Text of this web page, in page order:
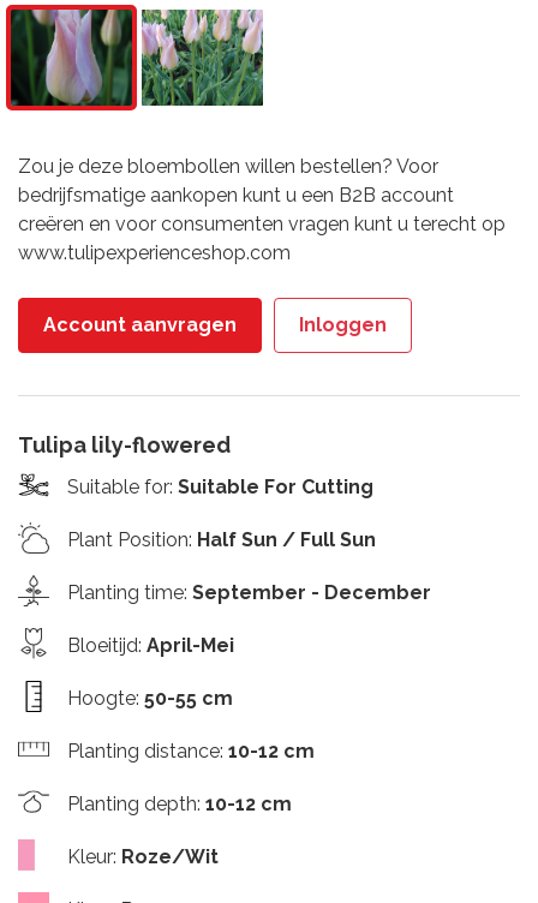
Zou je deze bloembollen willen bestellen? Voor
bedrijfsmatige aankopen kunt u een B2B account
creëren en voor consumenten vragen kunt u terecht op
www.tulipexperienceshop.com
Account aanvragen Inloggen
Tulipa lily-flowered
Suitable for: Suitable For Cutting
Plant Position: Half Sun / Full Sun
Planting time: September - December
Bloeitijd: April-Mei
Hoogte: 50-55 cm
Planting distance: 10-12 cm
Planting depth: 10-12 cm
Kleur: Roze/Wit